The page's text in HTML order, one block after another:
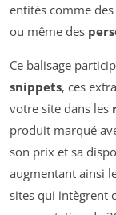
entités comme des
ou même des
Ce balisage
snippets, ces
votre site dans les
produit marqué
son prix et sa
augmentant ainsi
sites qui intègrent